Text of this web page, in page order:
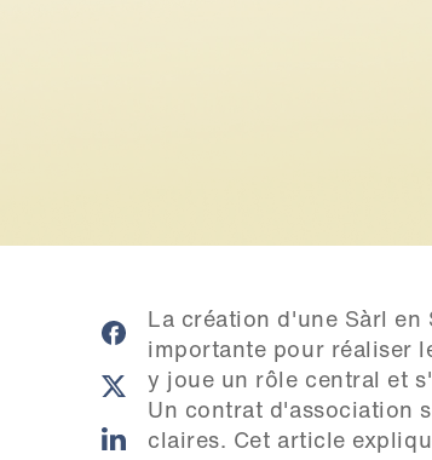
La création d'une Sàrl en
importante pour réaliser
y joue un rôle central et
Un contrat d'association
claires. Cet article